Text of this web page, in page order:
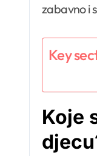
zabavno i
Key
Koje